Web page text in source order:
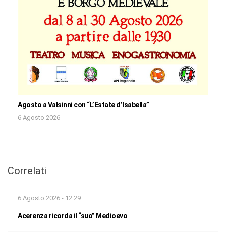
Agosto a Valsinni con “L’Estate d’Isabella”
6 Agosto 2026
Correlati
6 Agosto 2026 - 12:29
Acerenza ricorda il “suo” Medioevo